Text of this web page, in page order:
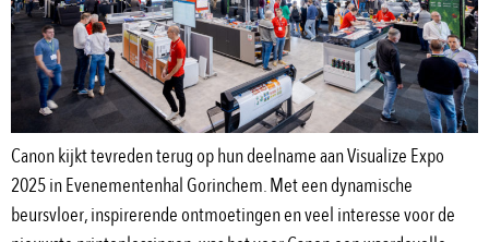
Canon kijkt tevreden terug op hun deelname aan Visualize Expo
2025 in Evenementenhal Gorinchem. Met een dynamische
beursvloer, inspirerende ontmoetingen en veel interesse voor de